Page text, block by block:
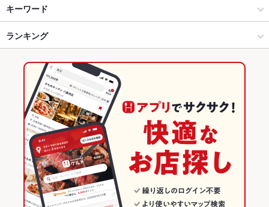
大分市 × 創作料理
大分市 × 洋・和洋・各国料理・その他
大分駅 × 創作料理
大分駅 × 洋・和洋・各国料理・その他
都町 × 創作料理
都町 × 洋・和洋・各国料理・その他
大分 × 創作料理
大分 × 洋・和洋・各国料理・その他
大分駅
西大分駅
キーワード
エビ料理
ランキング
大分のグルメランキング
大分の創作料理ランキング
大分の洋・和洋・各国料理・その他ランキング
大分市のグルメランキング
大分市の創作料理ランキング
大分市の洋・和洋・各国料理・その他ランキング